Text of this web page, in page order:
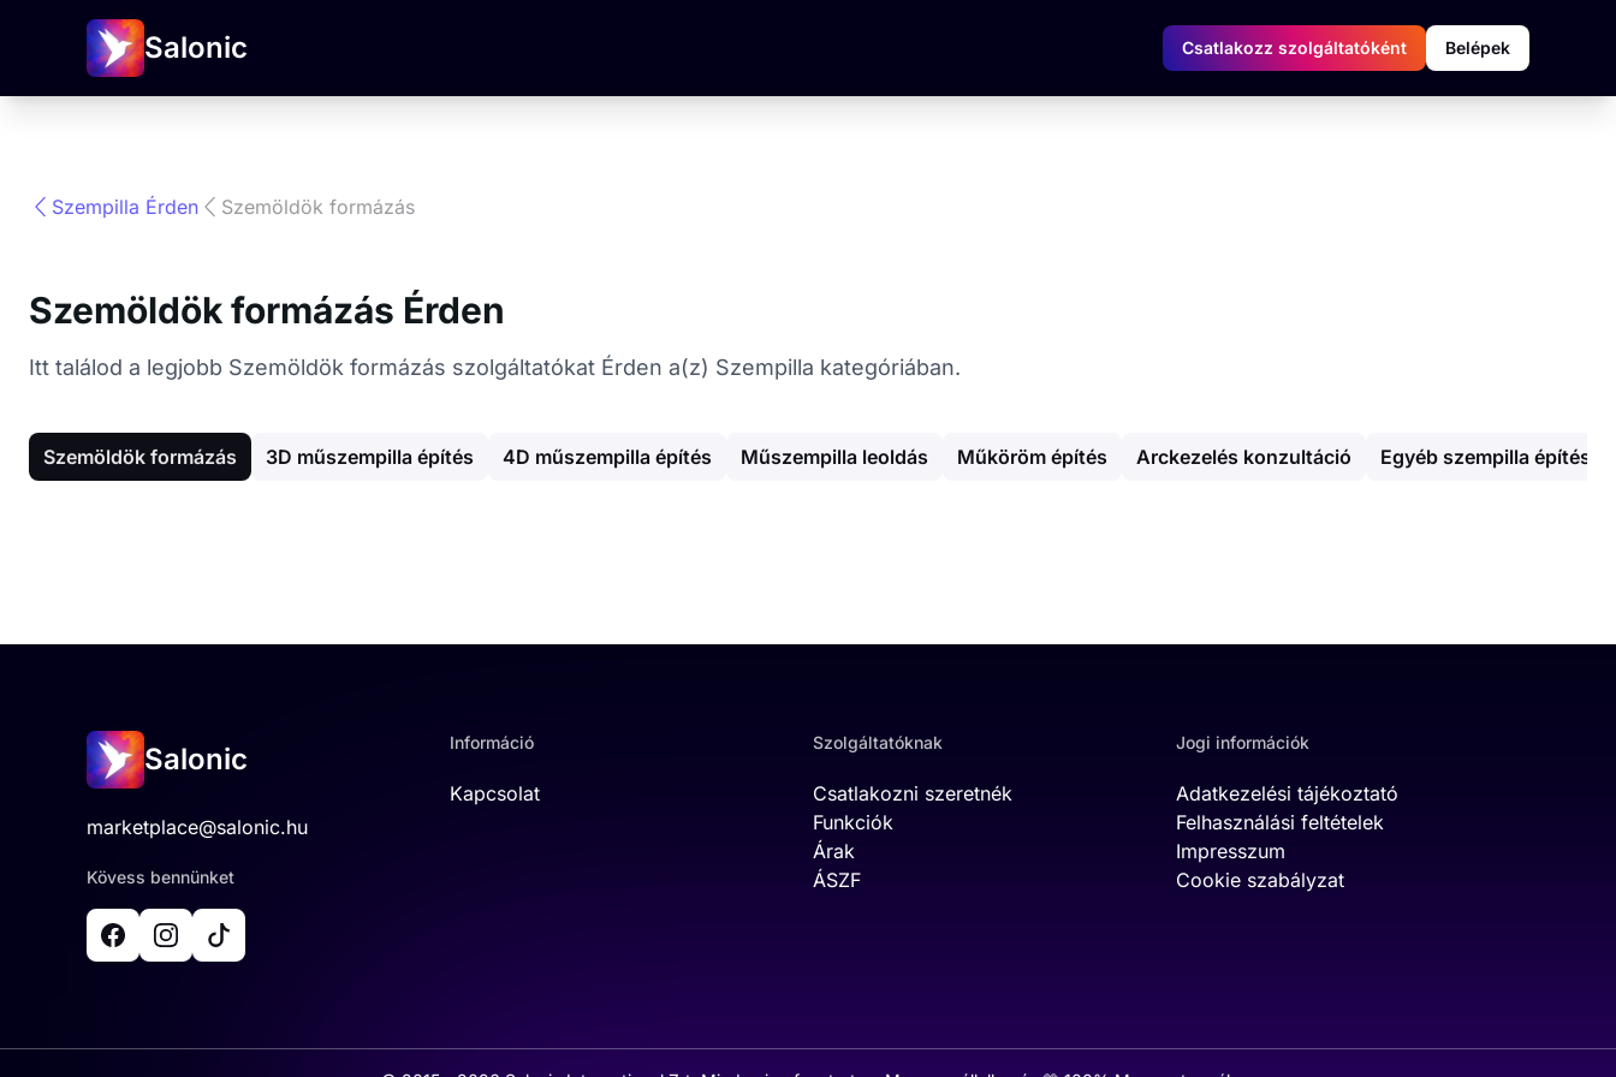
Salonic Csatlakozz szolgáltatóként Belépek
Szempilla Érden Szemöldök formázás
Szemöldök formázás Érden
Itt találod a legjobb Szemöldök formázás szolgáltatókat Érden a(z) Szempilla kategóriában.
Szemöldök formázás 3D műszempilla építés 4D műszempilla építés Műszempilla leoldás Műköröm építés Arckezelés konzultáció Egyéb szempilla építés
Salonic
marketplace@salonic.hu
Kövess bennünket
Információ
Kapcsolat
Szolgáltatóknak
Csatlakozni szeretnék
Funkciók
Árak
ÁSZF
Jogi információk
Adatkezelési tájékoztató
Felhasználási feltételek
Impresszum
Cookie szabályzat